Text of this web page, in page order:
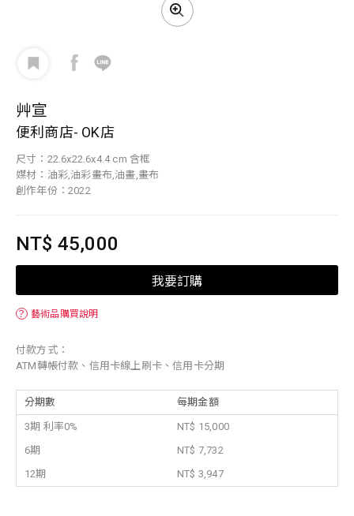
艸宣
便利商店- OK店
尺寸：22.6x22.6x4.4 cm 含框
媒材：油彩,油彩畫布,油畫,畫布
創作年份：2022
NT$ 45,000
我要訂購
？ 藝術品購買說明
付款方式：
ATM轉帳付款、信用卡線上刷卡、信用卡分期
分期數 每期金額
3期 利率0%
NT$ 15,000
6期
NT$ 7,732
12期
NT$ 3,947